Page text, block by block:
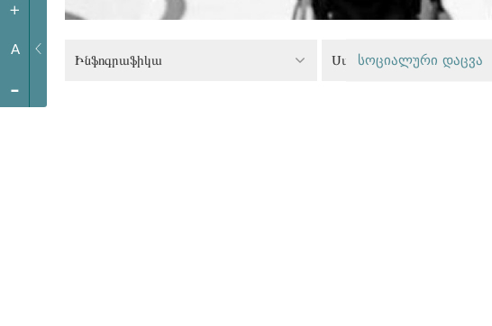
+
A
-
Ինֆոգրաֆիկա სოციალური დაცვა